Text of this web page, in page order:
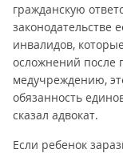
гражданскую
законодательстве
инвалидов,
осложнений после
медучреждению,
обязанность
сказал адвокат.
Если ребенок